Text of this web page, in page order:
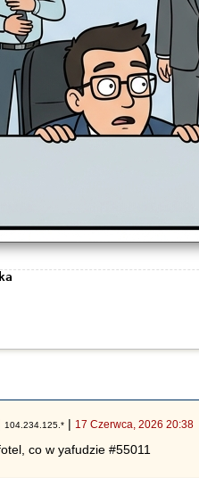
104.234.125.* | 17 Czerwca, 2026 20:38
co w yafudzie #55011